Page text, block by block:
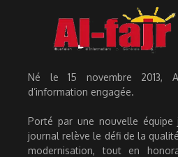
Né le 15 novembre 2013,
d’information engagée.
Porté par une nouvelle équipe
journal relève le défi de la
modernisation, tout en